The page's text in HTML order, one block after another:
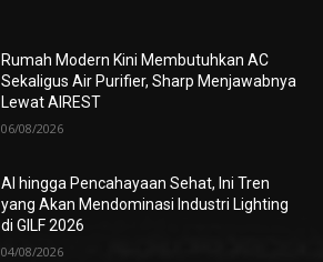
Rumah Modern Kini Membutuhkan AC
Sekaligus Air Purifier, Sharp Menjawabnya
Lewat AIREST
06/08/2026
AI hingga Pencahayaan Sehat, Ini Tren
yang Akan Mendominasi Industri Lighting
di GILF 2026
04/08/2026